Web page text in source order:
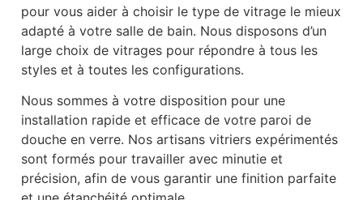
pour vous aider à choisir le type de vitrage le mieux
adapté à votre salle de bain. Nous disposons d’un
large choix de vitrages pour répondre à tous les
styles et à toutes les configurations.
Nous sommes à votre disposition pour une
installation rapide et efficace de votre paroi de
douche en verre. Nos artisans vitriers expérimentés
sont formés pour travailler avec minutie et
précision, afin de vous garantir une finition parfaite